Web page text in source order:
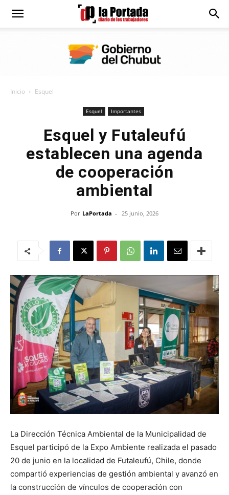
Diario
Inicio Esquel
Esquel Importantes
Esquel y Futaleufú
establecen una agenda
de cooperación
ambiental
Por LaPortada - 25 junio, 2026
La Dirección Técnica Ambiental de la Municipalidad de
Esquel participó de la Expo Ambiente realizada el pasado
20 de junio en la localidad de Futaleufú, Chile, donde
compartió experiencias de gestión ambiental y avanzó en
la construcción de vínculos de cooperación con